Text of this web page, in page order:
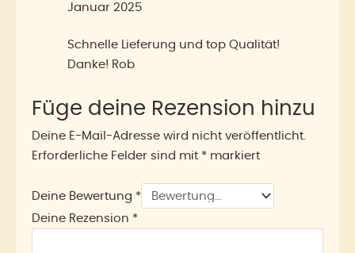
Januar 2025
Schnelle Lieferung und top Qualität!
Danke! Rob
Füge deine Rezension hinzu
Deine E-Mail-Adresse wird nicht veröffentlicht.
Erforderliche Felder sind mit * markiert
Deine Bewertung *
Deine Rezension *